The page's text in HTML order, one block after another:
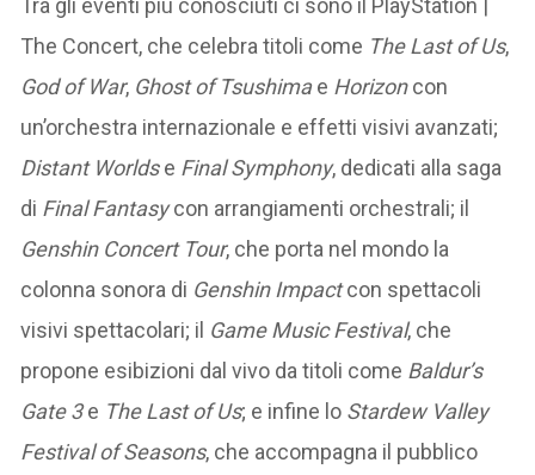
The Concert, che celebra titoli come The Last of Us,
God of War, Ghost of Tsushimae Horizoncon
un’orchestra internazionale e effetti visivi avanzati;
Distant Worldse Final Symphony, dedicati alla saga
di Final Fantasycon arrangiamenti orchestrali; il
Genshin Concert Tour, che porta nel mondo la
colonna sonora di Genshin Impactcon spettacoli
visivi spettacolari; il Game Music Festival, che
propone esibizioni dal vivo da titoli come Baldur’s
Gate 3e The Last of Us; e infine lo Stardew Valley
Festival of Seasons, che accompagna il pubblico